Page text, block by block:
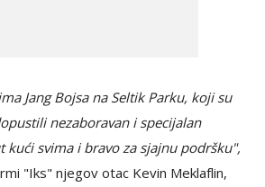
Jang Bojsa na Seltik Parku, koji su
nezaboravan i specijalan
kući svima i bravo za sjajnu podršku",
"Iks" njegov otac Kevin Meklaflin,